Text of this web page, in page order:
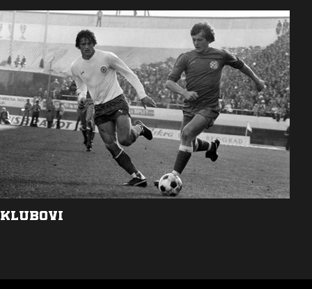
KLUBOVI